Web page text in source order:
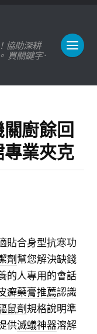
協助深耕
買關鍵字 ·
廚餘回
業夾克
貼合身型抗寒功
劑幫您解決缺錢
的人專用的會話
癬藥膏推薦認識
鼠劑規格說明準
供滅蟻神器溶解